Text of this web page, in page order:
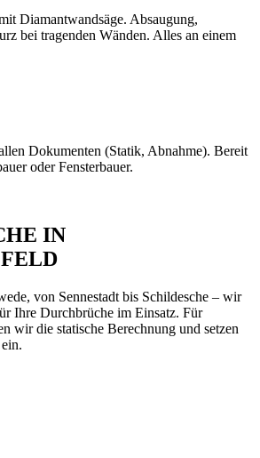
Diamantwandsäge. Absaugung,
bei tragenden Wänden. Alles an einem
Dokumenten (Statik, Abnahme). Bereit
oder Fensterbauer.
IN
von Sennestadt bis Schildesche – wir
Ihre Durchbrüche im Einsatz. Für
wir die statische Berechnung und setzen